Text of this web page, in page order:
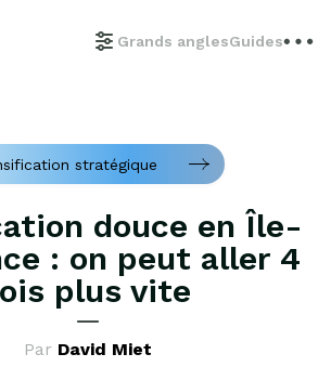
Grands anglesGuides
stratégique
douce en Île-
: on peut aller 4
plus vite
Par David Miet